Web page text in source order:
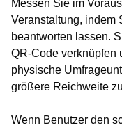
Messen Sie im
Veranstaltung, indem
beantworten lassen.
QR-Code verknüpfen
physische
größere Reichweite
Wenn Benutzer den